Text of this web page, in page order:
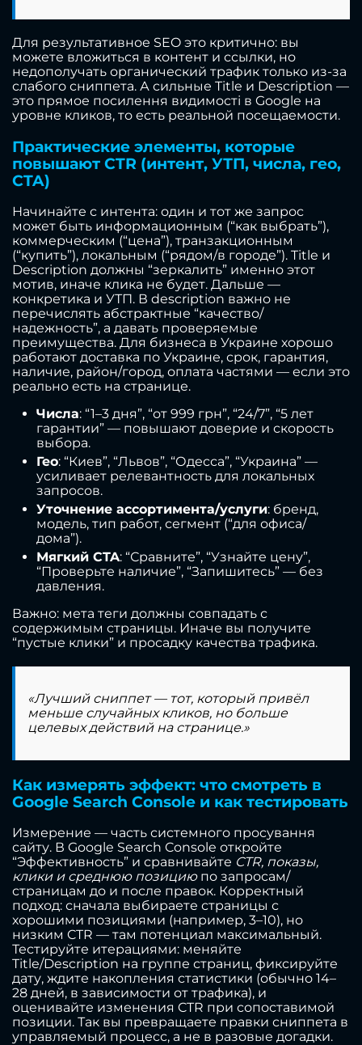
Для результативное SEO это критично: вы
можете вложиться в контент и ссылки, но
недополучать органический трафик только из-за
слабого сниппета. А сильные Title и Description —
это прямое посилення видимості в Google на
уровне кликов, то есть реальной посещаемости.
Практические элементы, которые
повышают CTR (интент, УТП, числа, гео,
CTA)
Начинайте с интента: один и тот же запрос
может быть информационным (“как выбрать”),
коммерческим (“цена”), транзакционным
(“купить”), локальным (“рядом/в городе”). Title и
Description должны “зеркалить” именно этот
мотив, иначе клика не будет. Дальше —
конкретика и УТП. В description важно не
перечислять абстрактные “качество/
надежность”, а давать проверяемые
преимущества. Для бизнеса в Украине хорошо
работают доставка по Украине, срок, гарантия,
наличие, район/город, оплата частями — если это
реально есть на странице.
Числа: “1–3 дня”, “от 999 грн”, “24/7”, “5 лет
гарантии” — повышают доверие и скорость
выбора.
Гео: “Киев”, “Львов”, “Одесса”, “Украина” —
усиливает релевантность для локальных
запросов.
Уточнение ассортимента/услуги: бренд,
модель, тип работ, сегмент (“для офиса/
дома”).
Мягкий CTA: “Сравните”, “Узнайте цену”,
“Проверьте наличие”, “Запишитесь” — без
давления.
Важно: мета теги должны совпадать с
содержимым страницы. Иначе вы получите
“пустые клики” и просадку качества трафика.
«Лучший сниппет — тот, который привёл
меньше случайных кликов, но больше
целевых действий на странице.»
Как измерять эффект: что смотреть в
Google Search Console и как тестировать
Измерение — часть системного просування
сайту. В Google Search Console откройте
“Эффективность” и сравнивайте CTR, показы,
клики и среднюю позициюпо запросам/
страницам до и после правок. Корректный
подход: сначала выбираете страницы с
хорошими позициями (например, 3–10), но
низким CTR — там потенциал максимальный.
Тестируйте итерациями: меняйте
Title/Description на группе страниц, фиксируйте
дату, ждите накопления статистики (обычно 14–
28 дней, в зависимости от трафика), и
оценивайте изменения CTR при сопоставимой
позиции. Так вы превращаете правки сниппета в
управляемый процесс, а не в разовые догадки.